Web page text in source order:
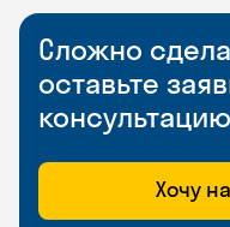
Сложно
оставьте
консультацию
Хочу